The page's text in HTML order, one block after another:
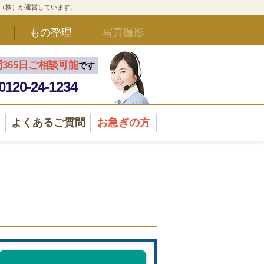
）が運営しています。
もの整理 写真撮影
365日ご相談可能です
24-1234
よくあるご質問 お急ぎの方